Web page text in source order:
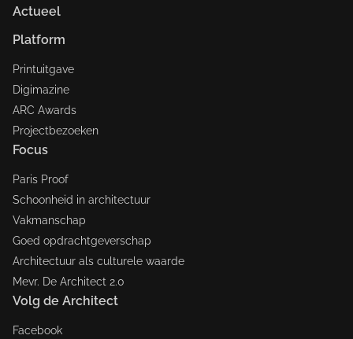
Actueel
Platform
Printuitgave
Digimazine
ARC Awards
Projectbezoeken
Focus
Paris Proof
Schoonheid in architectuur
Vakmanschap
Goed opdrachtgeverschap
Architectuur als culturele waarde
Mevr. De Architect 2.0
Volg de Architect
Facebook